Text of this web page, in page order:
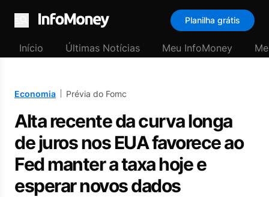
Menu
Planilha grátis
Início Últimas Notícias Meu InfoMoney
Economia Prévia do Fomc
Alta recente da curva longa
de juros nos EUA favorece ao
Fed manter a taxa hoje e
esperar novos dados